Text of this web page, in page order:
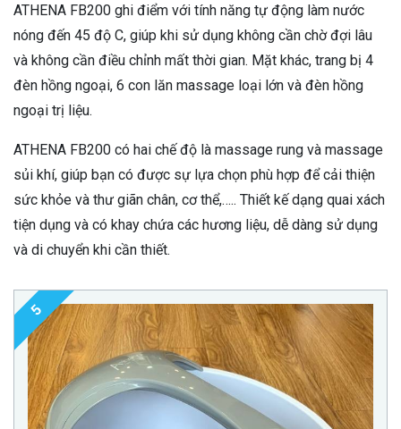
ATHENA FB200 ghi điểm với tính năng tự động làm nước
nóng đến 45 độ C, giúp khi sử dụng không cần chờ đợi lâu
và không cần điều chỉnh mất thời gian. Mặt khác, trang bị 4
đèn hồng ngoại, 6 con lăn massage loại lớn và đèn hồng
ngoại trị liệu.
ATHENA FB200 có hai chế độ là massage rung và massage
sủi khí, giúp bạn có được sự lựa chọn phù hợp để cải thiện
sức khỏe và thư giãn chân, cơ thể,….. Thiết kế dạng quai xách
tiện dụng và có khay chứa các hương liệu, dễ dàng sử dụng
và di chuyển khi cần thiết.
5